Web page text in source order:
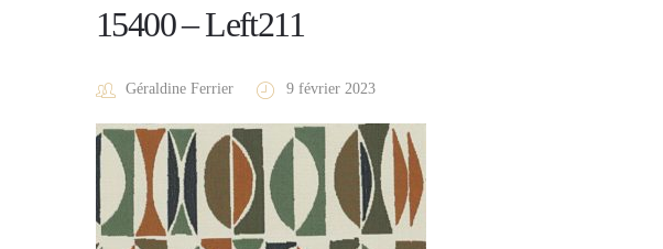
15400 – Left211
Géraldine Ferrier 9 février 2023